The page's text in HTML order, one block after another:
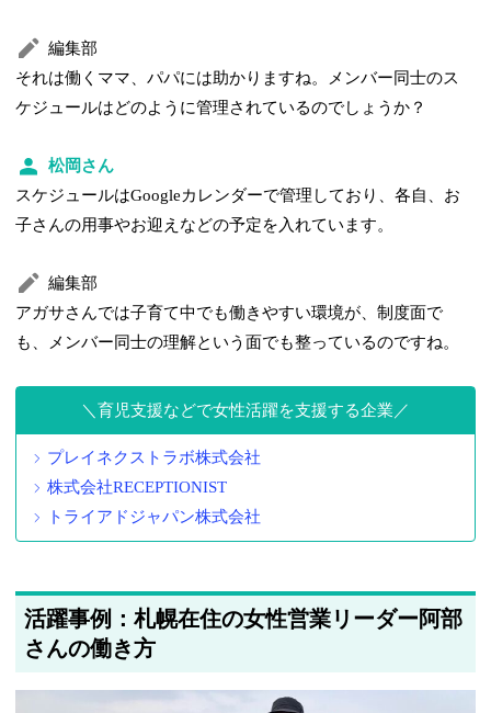
編集部
それは働くママ、パパには助かりますね。メンバー同士のス
ケジュールはどのように管理されているのでしょうか？
松岡さん
スケジュールはGoogleカレンダーで管理しており、各自、お
子さんの用事やお迎えなどの予定を入れています。
編集部
アガサさんでは子育て中でも働きやすい環境が、制度面で
も、メンバー同士の理解という面でも整っているのですね。
育児支援などで女性活躍を支援する企業
プレイネクストラボ株式会社
株式会社RECEPTIONIST
トライアドジャパン株式会社
活躍事例：札幌在住の女性営業リーダー阿部
さんの働き方